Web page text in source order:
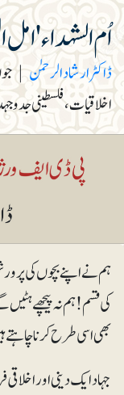
اُم الشہداء
ڈاکٹر ارشاد الرحمٰن | جون
اخلاقیات، فلسطینی
ہم نے اپنے بچوں کی
کی قسم! ہم نہ پیچھے
بھی اسی طرح کرنا چاہتے
جہاد ایک دینی اور